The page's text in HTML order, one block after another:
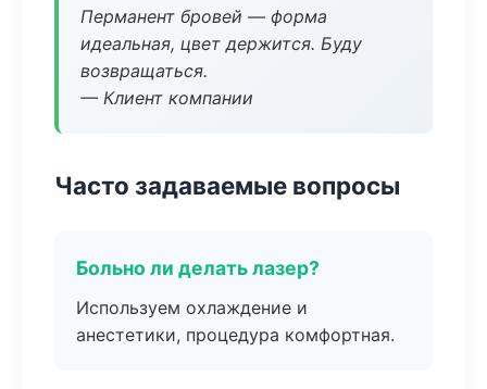
Перманент бровей — форма
идеальная, цвет держится. Буду
возвращаться.
— Клиент компании
Часто задаваемые вопросы
Больно ли делать лазер?
Используем охлаждение и
анестетики, процедура комфортная.